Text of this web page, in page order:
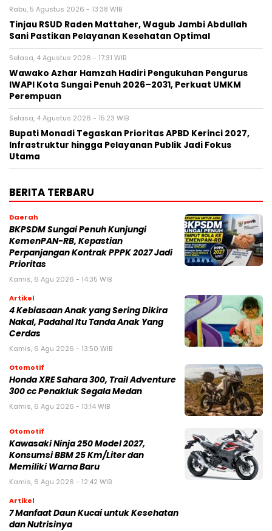
Rabu, 5 Agustus 2026 - 13:38 WIB
Tinjau RSUD Raden Mattaher, Wagub Jambi Abdullah
Sani Pastikan Pelayanan Kesehatan Optimal
Selasa, 4 Agustus 2026 - 17:31 WIB
Wawako Azhar Hamzah Hadiri Pengukuhan Pengurus
IWAPI Kota Sungai Penuh 2026–2031, Perkuat UMKM
Perempuan
Selasa, 4 Agustus 2026 - 15:23 WIB
Bupati Monadi Tegaskan Prioritas APBD Kerinci 2027,
Infrastruktur hingga Pelayanan Publik Jadi Fokus
Utama
BERITA TERBARU
Daerah
BKPSDM Sungai Penuh Kunjungi
KemenPAN-RB, Kepastian
Perpanjangan Kontrak PPPK 2027 Jadi
Prioritas
Kamis, 6 Agu 2026 - 14:35 WIB
Artikel
4 Kebiasaan Anak yang Sering Dikira
Nakal, Padahal Itu Tanda Anak Yang
Cerdas
Kamis, 6 Agu 2026 - 13:50 WIB
Otomotif
Honda XRE Sahara 300, Trail Adventure
300 cc Penakluk Segala Medan
Kamis, 6 Agu 2026 - 13:14 WIB
Otomotif
Kawasaki Ninja 250 Model 2027,
Konsumsi BBM 25 Km/Liter dan
Memiliki Warna Baru
Kamis, 6 Agu 2026 - 12:42 WIB
Artikel
7 Manfaat Daun Kucai untuk Kesehatan
dan Nutrisinya